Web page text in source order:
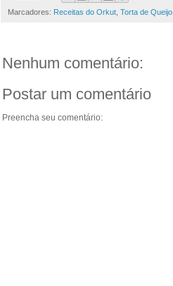
Marcadores: Receitas do Orkut Torta de Queijo
Nenhum comentário:
Postar um comentário
Preencha seu comentário: